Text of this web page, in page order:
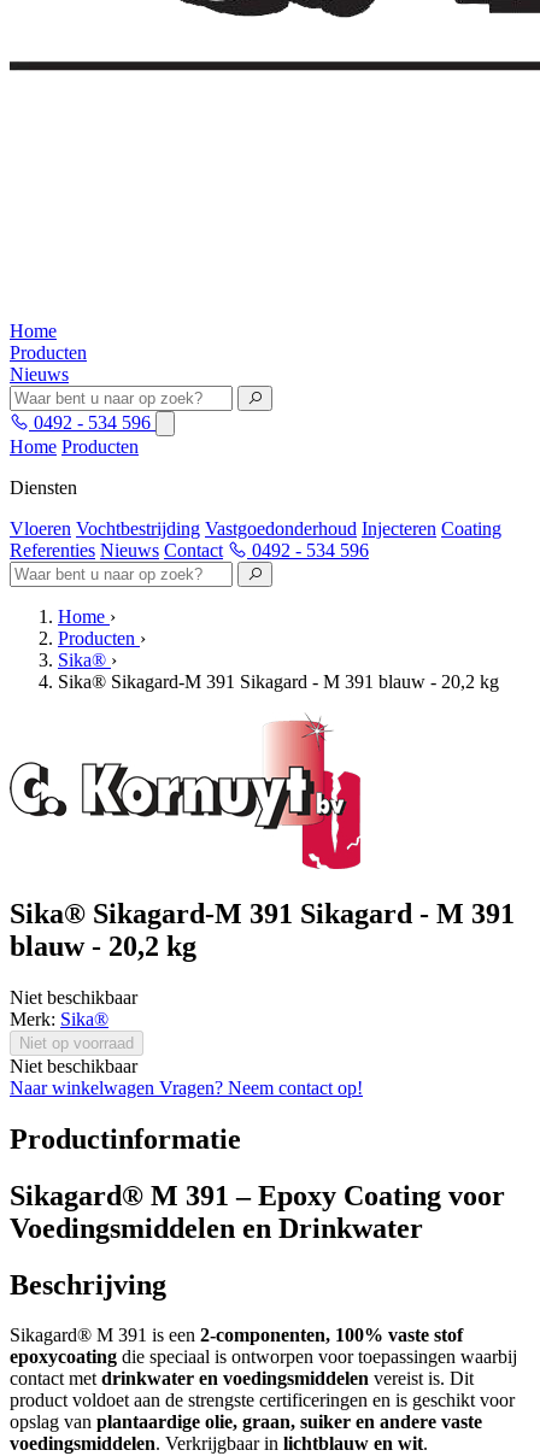
Home
Producten
Nieuws
0492 - 534 596
Home Producten
Diensten
Vloeren Vochtbestrijding Vastgoedonderhoud Injecteren Coating
Referenties Nieuws Contact 0492 - 534 596
Home ›
Producten ›
Sika® ›
Sika® Sikagard-M 391 Sikagard - M 391 blauw - 20,2 kg
Sika® Sikagard-M 391 Sikagard - M 391
blauw - 20,2 kg
Niet beschikbaar
Merk: Sika®
Niet op voorraad
Niet beschikbaar
Naar winkelwagen Vragen? Neem contact op!
Productinformatie
Sikagard® M 391 – Epoxy Coating voor
Voedingsmiddelen en Drinkwater
Beschrijving
Sikagard® M 391 is een 2-componenten, 100% vaste stof
epoxycoating die speciaal is ontworpen voor toepassingen waarbij
contact metdrinkwater en voedingsmiddelen vereist is. Dit
product voldoet aan de strengste certificeringen en is geschikt voor
opslag van plantaardige olie, graan, suiker en andere vaste
voedingsmiddelen. Verkrijgbaar in lichtblauw en wit.